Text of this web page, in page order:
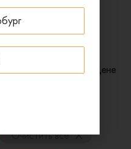
черные
Сортировать по: Цене
Очистить все x